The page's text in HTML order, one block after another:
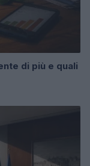
di più e quali